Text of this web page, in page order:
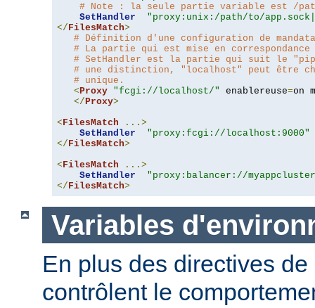
# Note : la seule partie variable est /
SetHandler
"proxy:unix:/path/to/
</ FilesMatch>
# Définition d'une configuration de
# La partie qui est mise en
# SetHandler est la partie qui suit le
# une distinction, "localhost" peut être
# unique.
< Proxy "fcgi://localhost/" enablereuse=on
</ Proxy>
< FilesMatch
...>
SetHandler
"proxy:fcgi://localhost:9000"
</ FilesMatch>
< FilesMatch
...>
SetHandler
"proxy:balancer://
</ FilesMatch>
Variables
En plus des directives
contrôlent le